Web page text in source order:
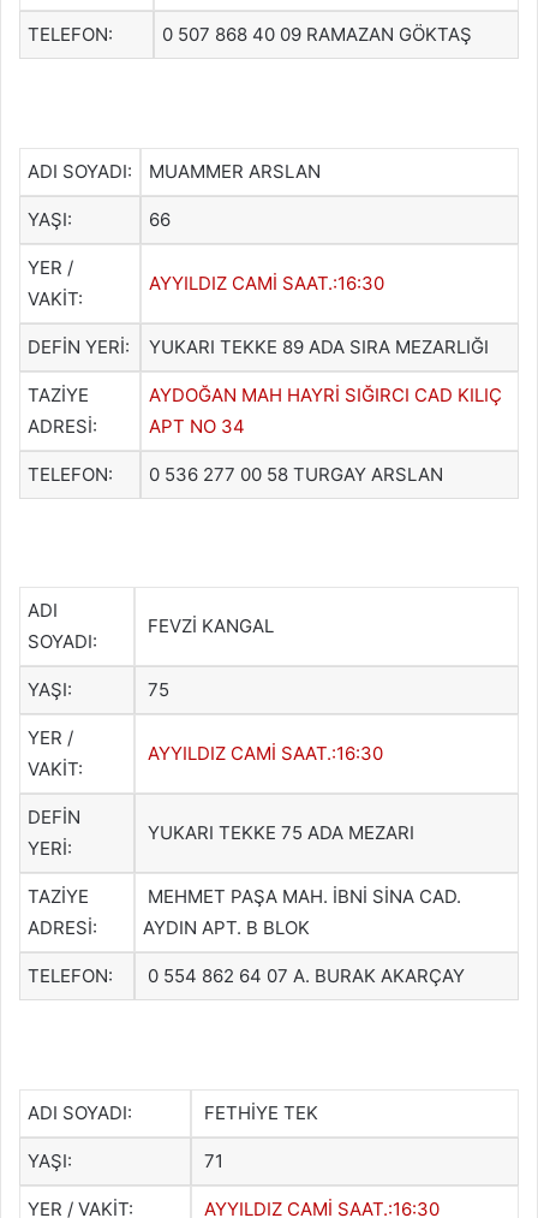
TELEFON: 0 507 868 40 09 RAMAZAN GÖKTAŞ
ADI SOYADI: MUAMMER ARSLAN
YAŞI: 66
YER /
VAKİT:
AYYILDIZ CAMİ SAAT.:16:30
DEFİN YERİ: YUKARI TEKKE 89 ADA SIRA MEZARLIĞI
TAZİYE
ADRESİ:
AYDOĞAN MAH HAYRİ SIĞIRCI CAD KILIÇ
APT NO 34
TELEFON: 0 536 277 00 58 TURGAY ARSLAN
ADI
SOYADI:
FEVZİ KANGAL
YAŞI: 75
YER /
VAKİT:
AYYILDIZ CAMİ SAAT.:16:30
DEFİN
YERİ:
YUKARI TEKKE 75 ADA MEZARI
TAZİYE
ADRESİ:
MEHMET PAŞA MAH. İBNİ SİNA CAD.
AYDIN APT. B BLOK
TELEFON: 0 554 862 64 07 A. BURAK AKARÇAY
ADI SOYADI: FETHİYE TEK
YAŞI: 71
YER / VAKİT: AYYILDIZ CAMİ SAAT.:16:30